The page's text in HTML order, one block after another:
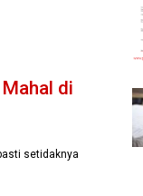
di
setidaknya